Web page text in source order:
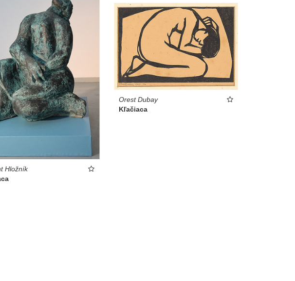
Hložník
Orest Dubay
Kľačiaca